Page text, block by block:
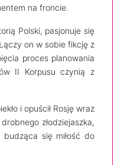
na froncie.
Polski, pasjonuje się
on w sobie fikcję z
proces planowania
II Korpusu czynią z
i opuścił Rosję wraz
złodziejaszka,
się miłość do